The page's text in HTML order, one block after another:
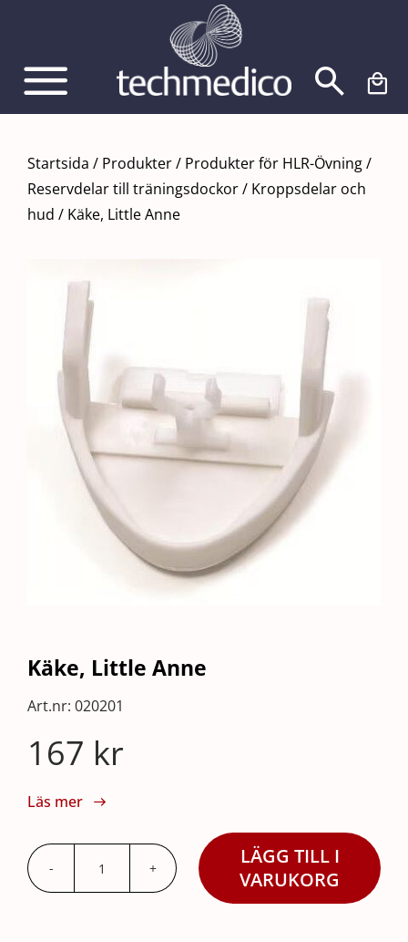
innehållet
Startsida / Produkter/ Produkter för HLR-Övning/
Reservdelar till träningsdockor/ Kroppsdelar och
hud / Käke, Little Anne
Käke, Little Anne
Art.nr: 020201
167 kr
Läs mer
Käke,
LÄGG TILL I
VARUKORG